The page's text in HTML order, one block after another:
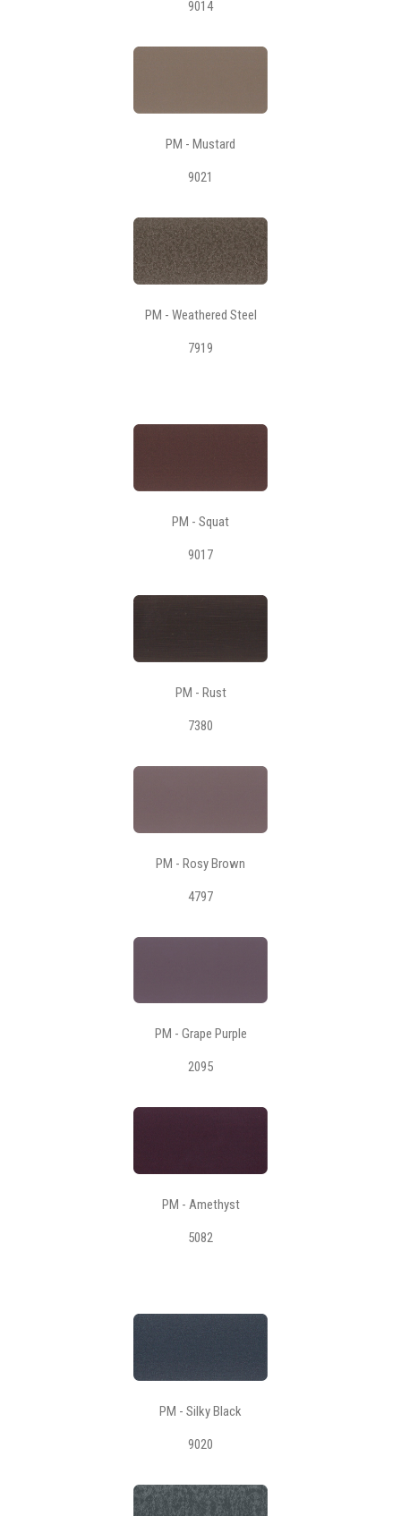
9014
PM - Mustard
9021
PM - Weathered Steel
7919
PM - Squat
9017
PM - Rust
7380
PM - Rosy Brown
4797
PM - Grape Purple
2095
PM - Amethyst
5082
PM - Silky Black
9020